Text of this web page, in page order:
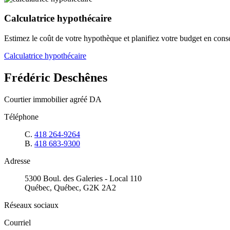
Calculatrice hypothécaire
Estimez le coût de votre hypothèque et planifiez votre budget en
Calculatrice hypothécaire
Frédéric Deschênes
Courtier immobilier agréé DA
Téléphone
C. 418 264-9264
B. 418 683-9300
Adresse
5300 Boul. des Galeries - Local 110
Québec, Québec, G2K 2A2
Réseaux sociaux
Courriel